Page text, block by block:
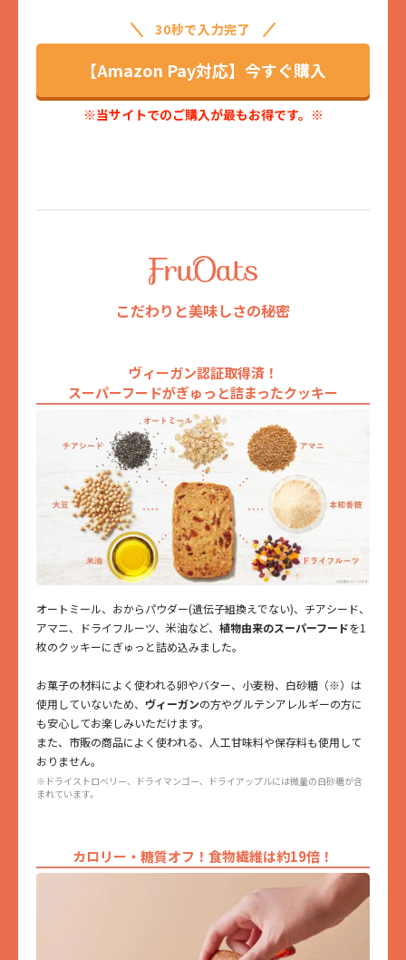
30秒で入力完了
【Amazon Pay対応】今すぐ購入
※当サイトでのご購入が最もお得です。※
こだわりと美味しさの秘密
ヴィーガン認証取得済！
スーパーフードがぎゅっと詰まったクッキー
オートミール、おからパウダー(遺伝子組換えでない)、チアシード、
アマニ、ドライフルーツ、米油など、 植物由来のスーパーフードを1
枚のクッキーにぎゅっと詰め込みました。
お菓子の材料によく使われる卵やバター、小麦粉、白砂糖（※）は
使用していないため、 ヴィーガンの方やグルテンアレルギーの方に
も安心してお楽しみいただけます。
また、市販の商品によく使われる、人工甘味料や保存料も使用して
おりません。
※ドライストロベリー、ドライマンゴー、ドライアップルには微量の白砂糖が含
まれています。
カロリー・糖質オフ！食物繊維は約19倍！